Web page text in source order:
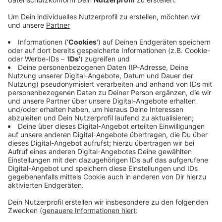
Anzeige
Gearbeitet wird von heute an im Bereich der
Tiefenbroicher Straße/Hülsenbergweg und Am kleinen
Feld. Ab heute müssen zunächst Fußgänger und
Radfahrer mit vorübergehenden Sperrungen und
Beeinträchtigungen rechnen, im Juni dann verstärkt
auch Autofahrer. Vom 9.Juni bis 18.Juni muss die
Tiefenbroicher Straße für die Glasfaserarbeiten
halbseitig gesperrt werden, heißt es aus dem Ratinger
Rathaus. Der Verkehr wird dann über eine
Baustellenampel geregelt.
Anzeige